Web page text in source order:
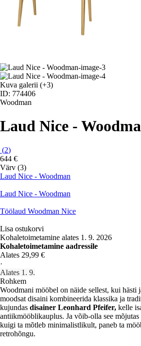
Kuva galerii (+3)
ID: 774406
Woodman
Laud Nice -
(2)
644 €
Värv (3)
Laud Nice - Woodman
Laud Nice - Woodman
Töölaud Woodman Nice
Lisa ostukorvi
Kohaletoimetamine alates 1. 9. 2026
Kohaletoimetamine aadressile
Alates 29,99 €
·
Alates 1. 9.
Rohkem
Woodmani mööbel on näide sellest, kui hästi
moodsat disaini kombineerida klassika ja
kujundas disainer Leonhard Pfeifer, kelle
antiikmööblikauplus. Ja võib-olla see
kuigi ta mõtleb minimalistlikult, paneb ta
retrohõngu.